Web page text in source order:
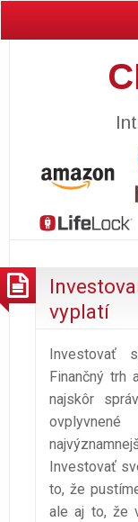
vyplatí
Investovať
Finančný trh
najskôr
Investovať
to, že
ale aj to, že